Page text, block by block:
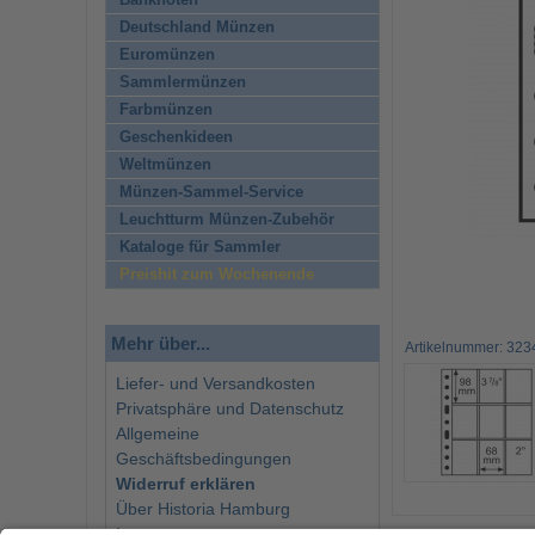
Artikelnummer:
Deutschland Münzen
Euromünzen
Sammlermünzen
Farbmünzen
Geschenkideen
Weltmünzen
Münzen-Sammel-Service
Leuchtturm Münzen-Zubehör
Kataloge für Sammler
Preishit zum Wochenende
Mehr über...
Liefer- und Versandkosten
Privatsphäre und Datenschutz
Allgemeine
Geschäftsbedingungen
Widerruf erklären
Über Historia Hamburg